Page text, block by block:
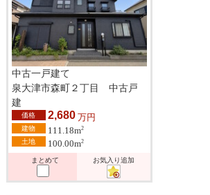
中古一戸建て
泉大津市森町２丁目 中古戸
建
価格 2,680 万円
建物 111.18m2
土地 100.00m2
まとめて お気入り追加